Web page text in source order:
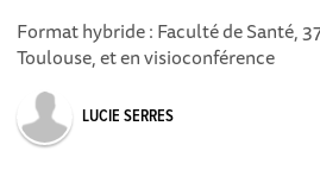
Format hybride : Faculté de Santé,
Toulouse, et en visioconférence
LUCIE SERRES